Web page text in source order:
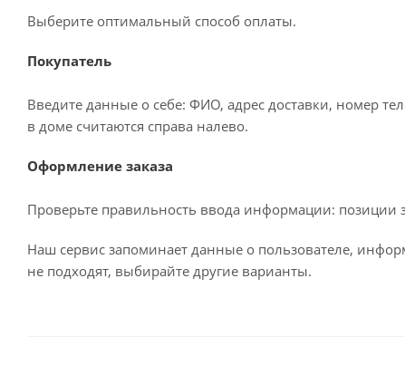
Выберите оптимальный способ оплаты.
Покупатель
Введите данные о себе: ФИО, адрес доставки, номер
в доме считаются справа налево.
Оформление заказа
Проверьте правильность ввода информации: позиции
Наш сервис запоминает данные о пользователе,
не подходят, выбирайте другие варианты.